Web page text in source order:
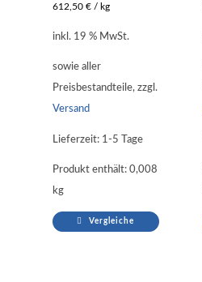
612,50 €/ kg
inkl. 19 % MwSt.
sowie aller
Preisbestandteile, zzgl.
Versand
Lieferzeit: 1-5 Tage
Produkt enthält: 0,008
kg
Vergleiche